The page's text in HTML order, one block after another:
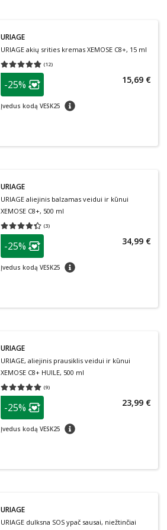
URIAGE
URIAGE akių srities kremas XEMOSE C8+, 15 ml
(12)
Vidutinis įvertinimas 4.75
patarimas
Lojalumo klubo narių nuolaida
-25%
Įvedus kodą VESK25 patarimas
15,69 €
URIAGE
URIAGE aliejinis balzamas veidui ir kūnui
XEMOSE C8+, 500 ml
(3)
Vidutinis įvertinimas 4.33
patarimas
Lojalumo klubo narių nuolaida
-25%
Įvedus kodą VESK25 patarimas
34,99 €
URIAGE
URIAGE, aliejinis prausiklis veidui ir kūnui
XEMOSE C8+ HUILE, 500 ml
(9)
Vidutinis įvertinimas 5.00
patarimas
Lojalumo klubo narių nuolaida
-25%
Įvedus kodą VESK25 patarimas
23,99 €
URIAGE
URIAGE dulksna SOS ypač sausai, niežtinčiai